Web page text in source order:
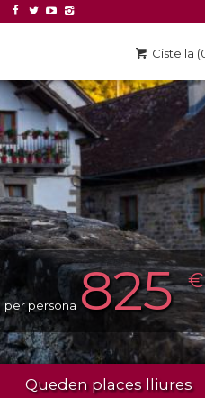
Cistella
per persona 825€
Queden places lliures